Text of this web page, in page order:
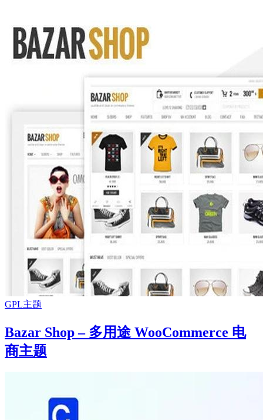
GPL主题
Bazar Shop – 多用途 WooCommerce 电
商主题